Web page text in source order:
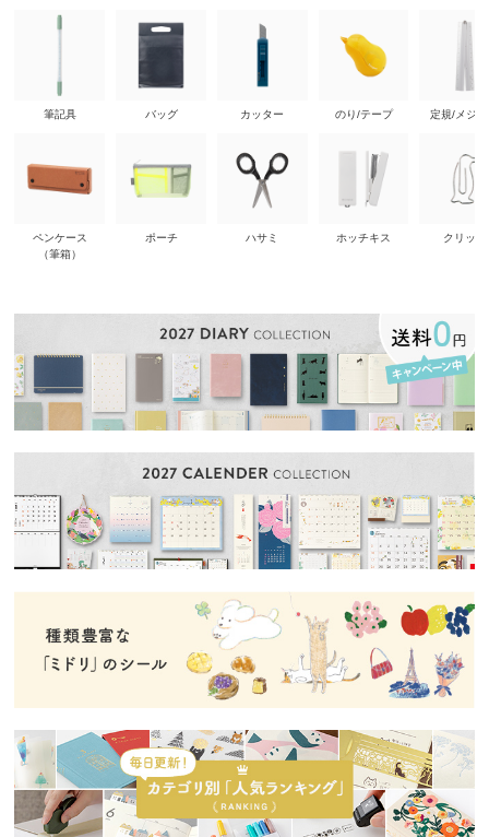
筆記具
ペンケース
（筆箱）
バッグ
ポーチ
カッター
ハサミ
のり/テープ
ホッチキス
定規/メジ
クリップ